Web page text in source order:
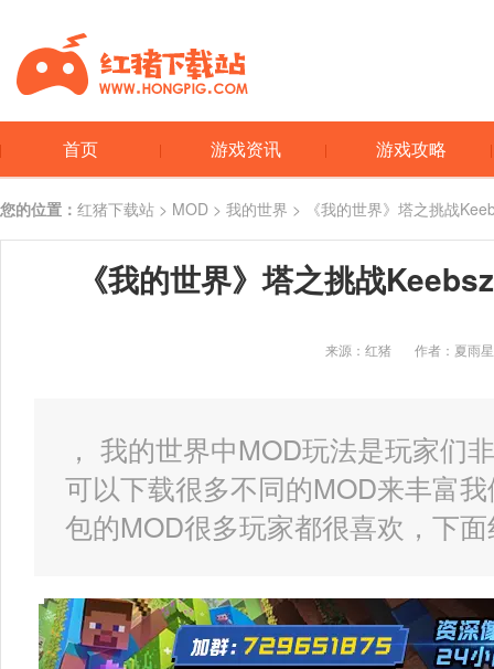
首页 游戏资讯 游戏攻略
您的位置： 红猪下载站 > MOD > 我的世界 > 《我的世界》塔之挑战
《我的世界》塔之挑战
来源：红猪 作者：夏雨
， 我的世界中MOD玩法是玩家们
可以下载很多不同的MOD来丰富
包的MOD很多玩家都很喜欢，下